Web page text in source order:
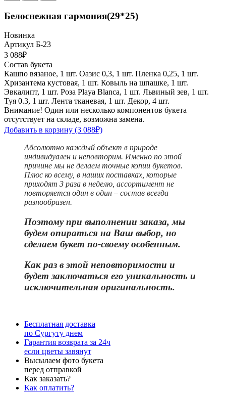
Белоснежная гармония(29*25)
Новинка
Артикул Б-23
3 088₽
Состав букета
Кашпо вязаное, 1 шт. Оазис 0,3, 1 шт. Пленка 0,25, 1 шт.
Хризантема кустовая, 1 шт. Ковыль на шпашке, 1 шт.
Эвкалипт, 1 шт. Роза Playa Blanca, 1 шт. Львиный зев, 1 шт.
Туя 0.3, 1 шт. Лента тканевая, 1 шт. Декор, 4 шт.
Внимание! Один или несколько компонентов букета
отсутствует на складе, возможна замена.
Добавить в корзину (3 088₽)
Абсолютно каждый объект в природе
индивидуален и неповторим. Именно по этой
причине мы не делаем точные копии букетов.
Плюс ко всему, в наших поставках, которые
приходят 3 раза в неделю, ассортимент не
повторяется один в один – состав всегда
разнообразен.
Поэтому при выполнении заказа, мы
будем опираться на Ваш выбор, но
сделаем букет по-своему особенным.
Как раз в этой неповторимости и
будет заключаться его уникальность и
исключительная оригинальность.
Бесплатная доставка
по Сургуту днем
Гарантия возврата за 24ч
если цветы завянут
Высылаем фото букета
перед отправкой
Как заказать?
Как оплатить?